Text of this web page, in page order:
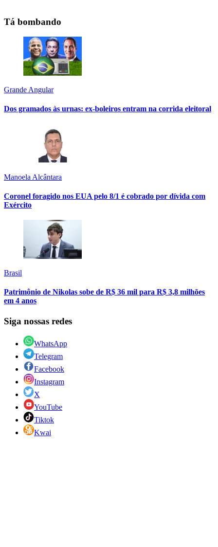
Tá bombando
Grande Angular
Dos gramados às urnas: ex-boleiros entram na corrida eleitoral
Manoela Alcântara
Coronel foragido nos EUA pelo 8/1 é cobrado por dívida com
Exército
Brasil
Patrimônio de Nikolas sobe de R$ 36 mil para R$ 3,8 milhões
em 4 anos
Siga nossas redes
WhatsApp
Telegram
Facebook
Instagram
X
YouTube
Tiktok
Kwai